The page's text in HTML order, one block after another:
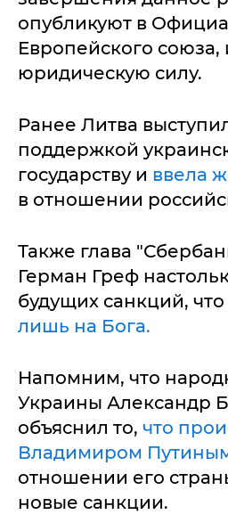
опубликуют в
Европейского союза,
юридическую силу.
Ранее Литва
поддержкой
государству и ввела
в отношении
Также глава
Герман Греф
будущих санкций,
лишь на Бога.
Напомним, что
Украины Александр
объяснил то, что
Владимиром
отношении его
новые санкции.